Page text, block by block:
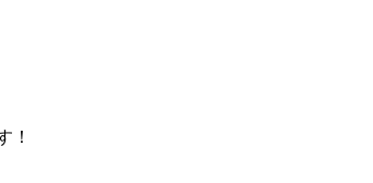
！